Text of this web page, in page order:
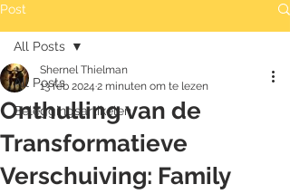
Post
All Posts
Beleggingsartikelen
All Posts
Onthulling van de
Transformatieve
Verschuiving: Family
Shernel Thielman
13 feb 2024 2 minuten om te lezen